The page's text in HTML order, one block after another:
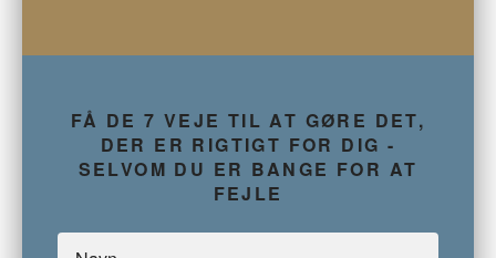
FÅ DE 7 VEJE TIL AT GØRE DET,
DER ER RIGTIGT FOR DIG -
SELVOM DU ER BANGE FOR AT
FEJLE